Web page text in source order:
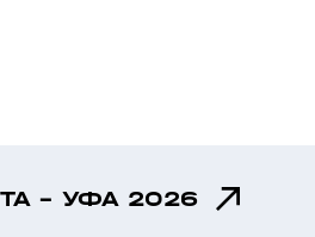
- УФА 2026